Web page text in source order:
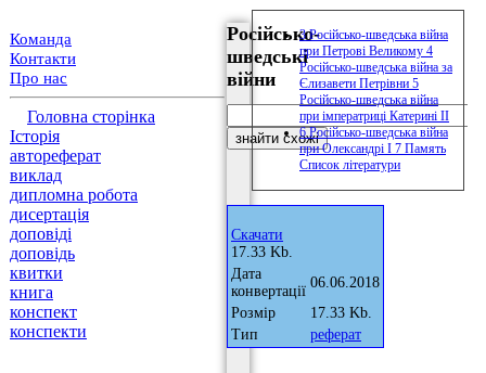
Команда
Контакти
Про нас
Головна сторінка
Історія
автореферат
виклад
дипломна робота
дисертація
доповіді
доповідь
квитки
книга
конспект
конспекти
Російсько-
шведські
війни
Скачати
17.33 Kb.
Дата
конвертації
06.06.2018
Розмір
17.33 Kb.
Тип
реферат
3 Російсько-шведська війна
при Петрові Великому 4
Російсько-шведська війна за
Єлизавети Петрівни 5
Російсько-шведська війна
при імператриці Катерині II
6 Російсько-шведська війна
при Олександрі I 7 Память
Список літератури